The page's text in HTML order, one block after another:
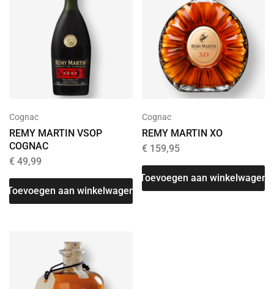
Cognac
REMY MARTIN VSOP
COGNAC
€ 49,99
Toevoegen aan winkelwagen
Cognac
REMY MARTIN XO
€159,95
Toevoegen aan winkelwagen